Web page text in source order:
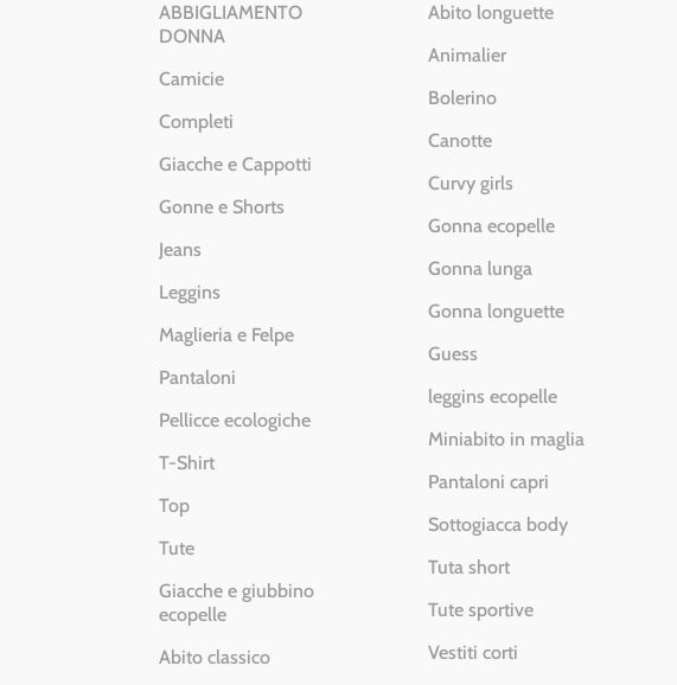
ABBIGLIAMENTO
DONNA
Camicie
Completi
Giacche e Cappotti
Gonne e Shorts
Jeans
Leggins
Maglieria e Felpe
Pantaloni
Pellicce ecologiche
T-Shirt
Top
Tute
Giacche e giubbino
ecopelle
Abito classico
Abito longuette
Animalier
Bolerino
Canotte
Curvy girls
Gonna ecopelle
Gonna lunga
Gonna longuette
Guess
leggins ecopelle
Miniabito in maglia
Pantaloni capri
Sottogiacca body
Tuta short
Tute sportive
Vestiti corti